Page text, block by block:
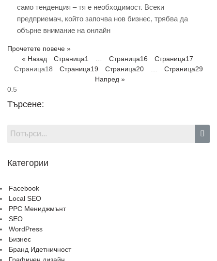
само тенденция – тя е необходимост. Всеки
предприемач, който започва нов бизнес, трябва да
обърне внимание на онлайн
Прочетете повече »
« Назад
Страница1 Страница16 Страница17
Страница18 Страница19 Страница20 Страница29
Напред »
Търсене:
Категории
Facebook
Local SEO
PPC Мениджмънт
SEO
WordPress
Бизнес
Бранд Идетничност
Графичен дизайн